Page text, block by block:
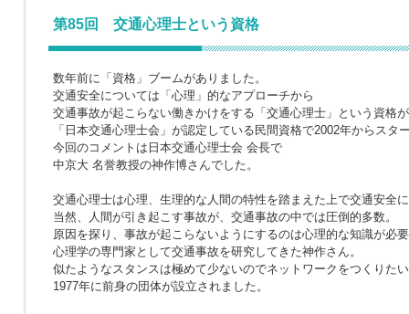
第85回 交通心理士という資格
数年前に「資格」ブームがありました。
交通安全については「心理」的なアプローチから
交通事故が起こらない働きかけをする「交通心理士」という資格
「日本交通心理士会」が認定している民間資格で2002年からスタ
今回のコメントは日本交通心理士会 会長で
中京大 名誉教授の神作博さんでした。
交通心理士は心理、生理的な人間の特性を踏まえた上で交通安全
当然、人間が引き起こす事故が、交通事故の中では圧倒的多数。
原因を探り、事故が起こらないようにするのは心理的な知識が必
心理学の専門家として交通事故を研究してきた神作さん。
似たようなスタンスは極めて少ないのでネットワークをつくりた
1977年に前身の団体が設立されました。